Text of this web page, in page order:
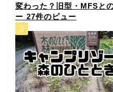
変わった？旧型・MFSと
ー⁠ 27件のビュー